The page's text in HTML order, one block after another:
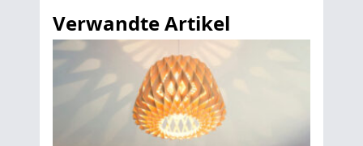
Verwandte Artikel